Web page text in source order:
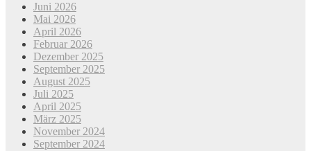
Juni 2026
Mai 2026
April 2026
Februar 2026
Dezember 2025
September 2025
August 2025
Juli 2025
April 2025
März 2025
November 2024
September 2024